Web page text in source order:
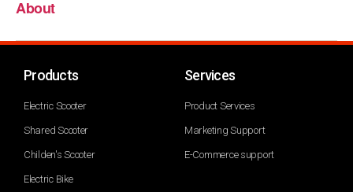
About
Products
Electric Scooter
Shared Scooter
Childen's Scooter
Electric Bike
Services
Product Services
Marketing Support
E-Commerce support